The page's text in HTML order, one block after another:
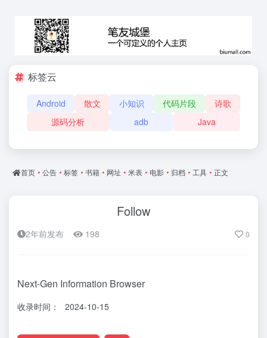
标签云
Android 散文 小知识 代码片段
诗歌
源码分析
adb Java
首页 • 公告 • 标签 • 书籍 • 网址 • 米表 • 电影 • 归档 • 工具 • 正文
Follow
2年前发布 198 0
Next-Gen Information Browser
收录时间： 2024-10-15